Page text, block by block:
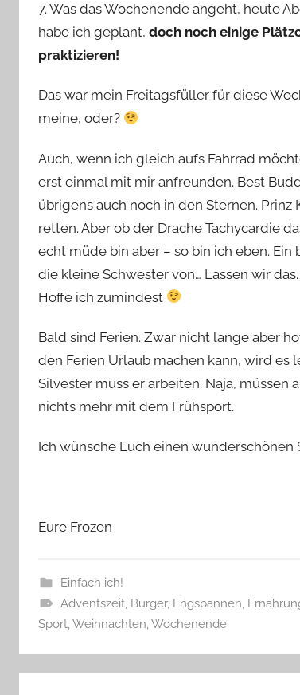
7. Was das Wochenende angeht, heute
habe ich geplant, doch noch einige
praktizieren!
Das war mein Freitagsfüller für diese
meine, oder?
Auch, wenn ich gleich aufs Fahrrad
erst einmal mit mir anfreunden. Best
übrigens auch noch in den Sternen.
retten. Aber ob der Drache Tachycardie
echt müde bin aber – so bin ich eben.
die kleine Schwester von… Lassen wir
Hoffe ich zumindest
Bald sind Ferien. Zwar nicht lange aber
den Ferien Urlaub machen kann, wird es
Silvester muss er arbeiten. Naja, müssen
nichts mehr mit dem Frühsport.
Ich wünsche Euch einen
Eure Frozen
Einfach ich!
Adventszeit, Burger, Engspannen
Sport Weihnachten Wochenende